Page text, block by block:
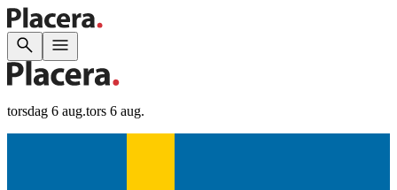
torsdag 6 aug.tors 6 aug.